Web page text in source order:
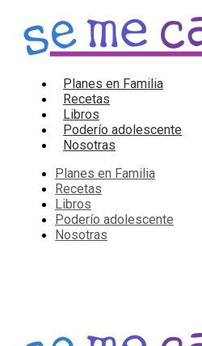
Planes en Familia
Recetas
Libros
Poderío adolescente
Nosotras
Planes en Familia
Recetas
Libros
Poderío adolescente
Nosotras